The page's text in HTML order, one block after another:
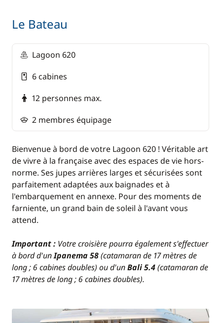
caraïbe
Soirée barbecue avec apéritif et dîner aux
Balade dans les terres de St-Vincent en minibus
Visite de l’île de Sainte-Lucie en taxi avec
chauffeur et guide
IMPORTANT :Pénalités pour tout retard d'envoi
des documents (passeport, contrat...) à moins de
10 jours avant le départ : 150 € / cabine (à régler
sur place).
Le Bateau
Lagoon 620
6 cabines
12 personnes max.
2 membres équipage
Bienvenue à bord de votre Lagoon 620 ! Véritable art
de vivre à la française avec des espaces de vie hors-
norme. Ses jupes arrières larges et sécurisées sont
parfaitement adaptées aux baignades et à
l'embarquement en annexe. Pour des moments de
farniente, un grand bain de soleil à l'avant vous
attend.
Important : Votre croisière pourra également s'effectuer
à bord d'unIpanema 58(catamaran de 17 mètres de
long ; 6 cabines doubles) ou d'unBali 5.4(catamaran de
17 mètres de long ; 6 cabines doubles).